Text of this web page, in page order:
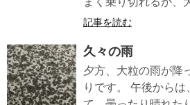
記事を読む
久々の雨
夕方、大粒の雨が降
りです。 午後から